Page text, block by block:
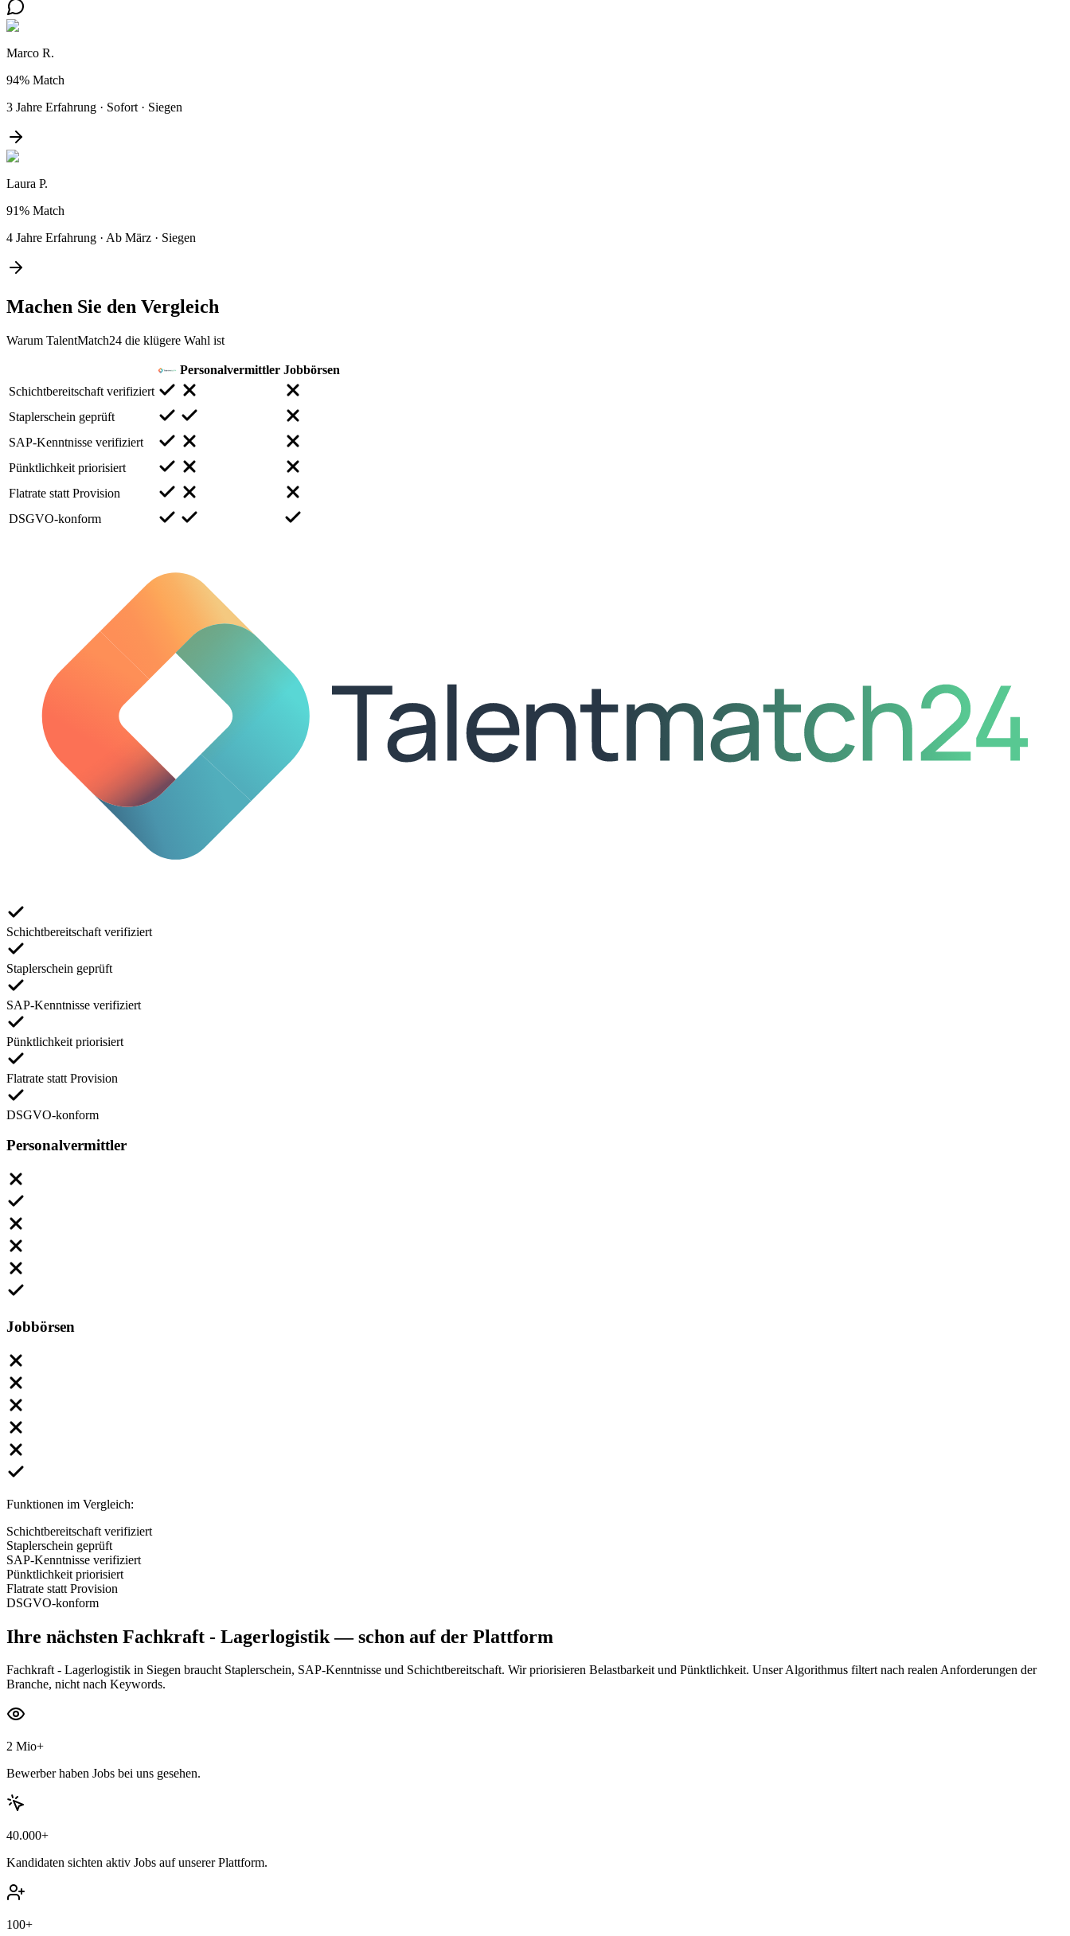
Marco R.
94% Match
3 Jahre Erfahrung · Sofort · Siegen
Laura P.
91% Match
4 Jahre Erfahrung · Ab März · Siegen
Machen Sie den Vergleich
Warum TalentMatch24 die klügere Wahl ist
Personalvermittler Jobbörsen
Schichtbereitschaft verifiziert
Staplerschein geprüft
SAP-Kenntnisse verifiziert
Pünktlichkeit priorisiert
Flatrate statt Provision
DSGVO-konform
Schichtbereitschaft verifiziert
Staplerschein geprüft
SAP-Kenntnisse verifiziert
Pünktlichkeit priorisiert
Flatrate statt Provision
DSGVO-konform
Personalvermittler
Jobbörsen
Funktionen im Vergleich:
Schichtbereitschaft verifiziert
Staplerschein geprüft
SAP-Kenntnisse verifiziert
Pünktlichkeit priorisiert
Flatrate statt Provision
DSGVO-konform
Ihre nächsten Fachkraft - Lagerlogistik— schon auf der Plattform
Fachkraft - Lagerlogistik in Siegen braucht Staplerschein, SAP-Kenntnisse und Schichtbereitschaft. Wir priorisieren Belastbarkeit und Pünktlichkeit. Unser Algorithmus filtert nach realen Anforderungen der
Branche, nicht nach Keywords.
2 Mio+
Bewerber haben Jobs bei uns gesehen.
40.000+
Kandidaten sichten aktiv Jobs auf unserer Plattform.
100+